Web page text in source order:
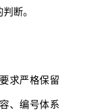
断。
求严格保留
、编号体系